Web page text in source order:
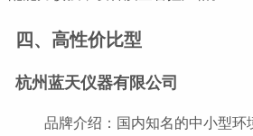
四、高性价比型
杭州蓝天仪器有限公司
品牌介绍：国内知名的中小型环